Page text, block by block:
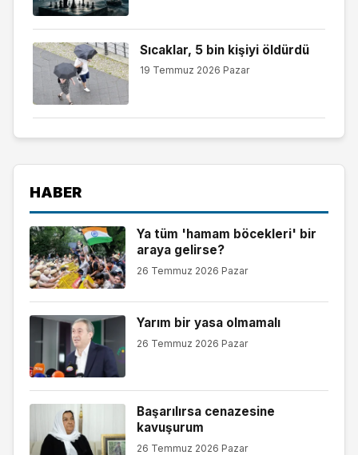
Sıcaklar, 5 bin kişiyi öldürdü
19 Temmuz 2026 Pazar
HABER
Ya tüm 'hamam böcekleri' bir
araya gelirse?
26 Temmuz 2026 Pazar
Yarım bir yasa olmamalı
26 Temmuz 2026 Pazar
Başarılırsa cenazesine
kavuşurum
26 Temmuz 2026 Pazar